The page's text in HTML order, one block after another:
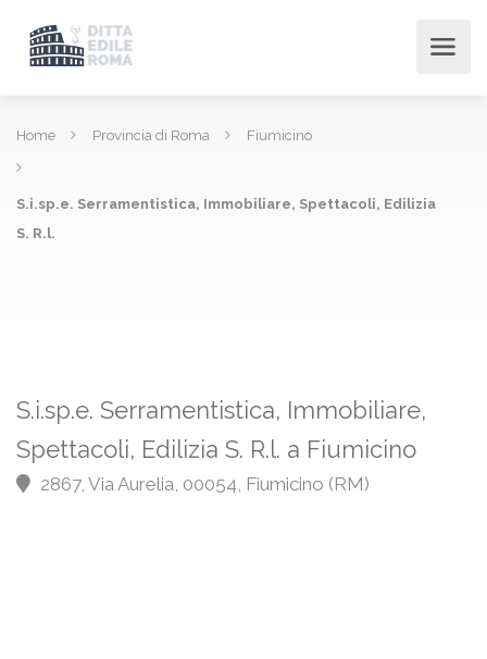
Home Provincia di Roma Fiumicino
S.i.sp.e. Serramentistica, Immobiliare, Spettacoli, Edilizia
S. R.l.
S.i.sp.e. Serramentistica, Immobiliare,
Spettacoli, Edilizia S. R.l. a Fiumicino
2867, Via Aurelia, 00054, Fiumicino (RM)